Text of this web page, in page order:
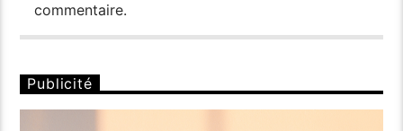
commentaire.
Publicité